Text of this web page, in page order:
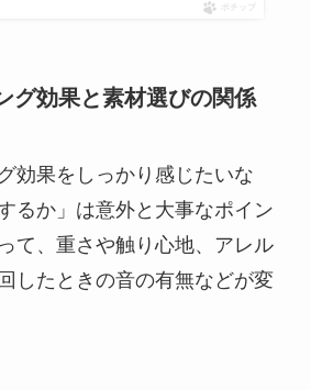
ポチップ
グ効果と素材選びの関係
効果をしっかり感じたいな
るか」は意外と大事なポイン
て、重さや触り心地、アレル
したときの音の有無などが変